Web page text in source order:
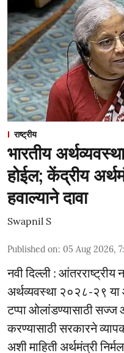
राष्ट्रीय
भारतीय
होईल; केंद्रीय
हवाल्याने दावा
Swapnil S
Published on: 05 Aug 2026,
नवी दिल्ली : आंतरराष्ट्रीय
अर्थव्यवस्था २०२८-२९ या
टप्पा ओलांडण्यासाठी सज्ज
करण्यासाठी सरकारने
अशी माहिती अर्थमंत्री